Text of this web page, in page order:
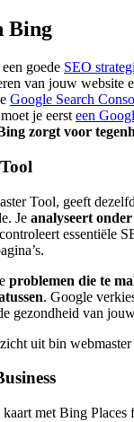
Bing
goede SEO
van jouw website
Google Search
je eerst een
zorgt voor
Tool, geeft
Je analyseert
essentiële
problemen die te
. Google
gezondheid van
met Bing Places